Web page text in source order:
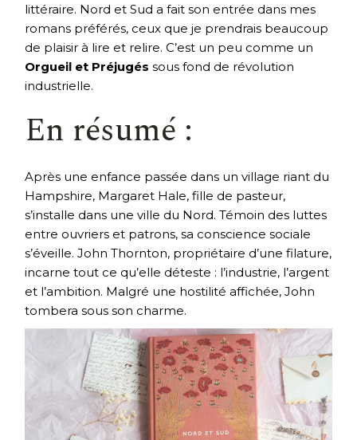
littéraire. Nord et Sud a fait son entrée dans mes
romans préférés, ceux que je prendrais beaucoup
de plaisir à lire et relire. C’est un peu comme un
Orgueil et Préjugés sous fond de révolution
industrielle.
En résumé :
Après une enfance passée dans un village riant du
Hampshire, Margaret Hale, fille de pasteur,
s’installe dans une ville du Nord. Témoin des luttes
entre ouvriers et patrons, sa conscience sociale
s’éveille. John Thornton, propriétaire d’une filature,
incarne tout ce qu’elle déteste : l’industrie, l’argent
et l’ambition. Malgré une hostilité affichée, John
tombera sous son charme.